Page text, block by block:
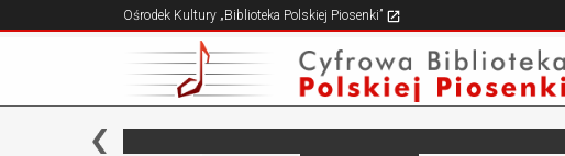
Ośrodek Kultury „Biblioteka Polskiej Piosenki”